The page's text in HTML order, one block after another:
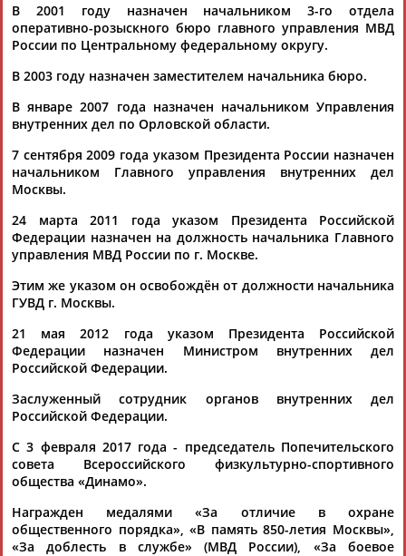
Каримжан
Аделя
Андрей
Герман
Рамазан
АБДУЛАЕВ
Тагир
АБДУЛАЕВ
Камиль
АБДУЛАЗИЗОВ
Загалав
АБДУЛБЕКОВ
Камалудин
Абдула
Магомед
ЕЩЁ ПЕРСОНЫ
ТАБЛО АКТИВНОСТИ
ЦЕЛИ ПРОЕКТА КОНТАКТЫ НАШИ КНОПКИ РЕКЛАМА
В 2001 году назначен начальником 3-го отдела
оперативно-розыскного бюро главного управления МВД
России по Центральному федеральному округу.
В 2003 году назначен заместителем начальника бюро.
В январе 2007 года назначен начальником Управления
внутренних дел по Орловской области.
7 сентября 2009 года указом Президента России назначен
начальником Главного управления внутренних дел
Москвы.
24 марта 2011 года указом Президента Российской
Федерации назначен на должность начальника Главного
управления МВД России по г. Москве.
Этим же указом он освобождён от должности начальника
ГУВД г. Москвы.
21 мая 2012 года указом Президента Российской
Федерации назначен Министром внутренних дел
Российской Федерации.
Заслуженный сотрудник органов внутренних дел
Российской Федерации.
С 3 февраля 2017 года - председатель Попечительского
совета Всероссийского физкультурно-спортивного
общества «Динамо».
Награжден медалями «За отличие в охране
общественного порядка», «В память 850-летия Москвы»,
«За доблесть в службе» (МВД России), «За боевое